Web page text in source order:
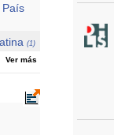
País
(1)
Ver más